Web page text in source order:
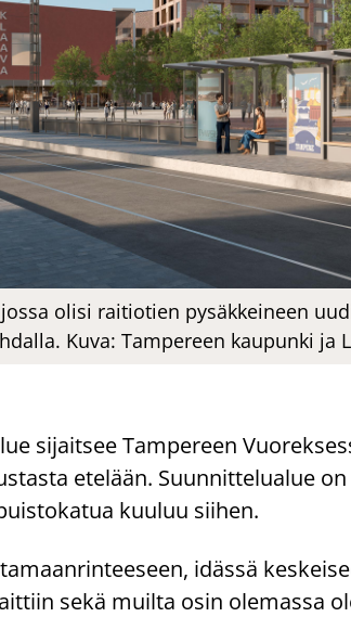
olisi raitiotien pysäkkeineen
Kuva: Tampereen kaupunki ja
si­jait­see Tam­pe­reen
ete­lään. Suun­nit­te­lua­lue
kuu­luu sii­hen.
idäs­sä
sekä muil­ta osin ole­mas­sa